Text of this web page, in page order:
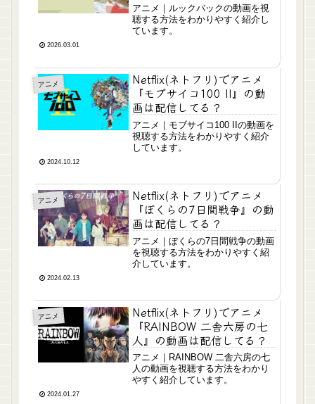
アニメ｜ルックバックの動画を視
聴する方法をわかりやすく紹介し
ています。
2026.03.01
アニメ
Netflix(ネトフリ)でアニメ
『モブサイコ100 II』の動
画は配信してる？
アニメ｜モブサイコ100 IIの動画を
視聴する方法をわかりやすく紹介
しています。
2024.10.12
アニメ
Netflix(ネトフリ)でアニメ
『ぼくらの7日間戦争』の動
画は配信してる？
アニメ｜ぼくらの7日間戦争の動画
を視聴する方法をわかりやすく紹
介しています。
2024.02.13
アニメ
Netflix(ネトフリ)でアニメ
『RAINBOW 二舎六房の七
人』の動画は配信してる？
アニメ｜RAINBOW 二舎六房の七
人の動画を視聴する方法をわかり
やすく紹介しています。
2024.01.27